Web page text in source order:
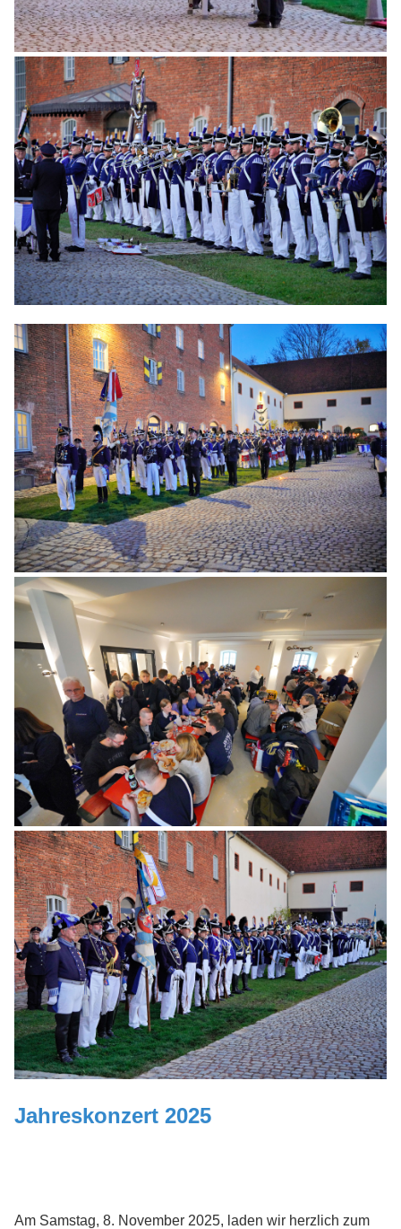
Jahreskonzert 2025
Am Samstag, 8. November 2025, laden wir herzlich zum